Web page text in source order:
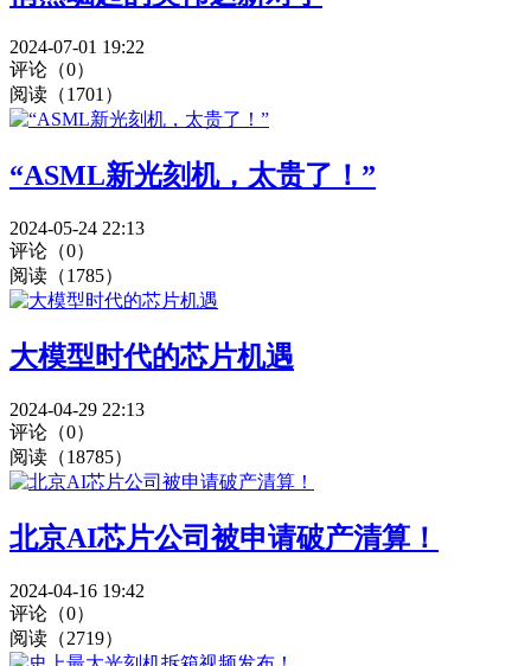
2024-07-01 19:22
评论（0）
阅读（1701）
“ASML新光刻机，太贵了！”
2024-05-24 22:13
评论（0）
阅读（1785）
大模型时代的芯片机遇
2024-04-29 22:13
评论（0）
阅读（18785）
北京AI芯片公司被申请破产清算！
2024-04-16 19:42
评论（0）
阅读（2719）